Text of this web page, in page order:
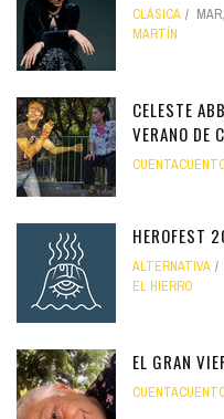
CLÁSICA
MARTÍN
CELESTE
VERANO DE
HEROFEST
ALTERNATIVA
EL HIERRO
EL GRAN